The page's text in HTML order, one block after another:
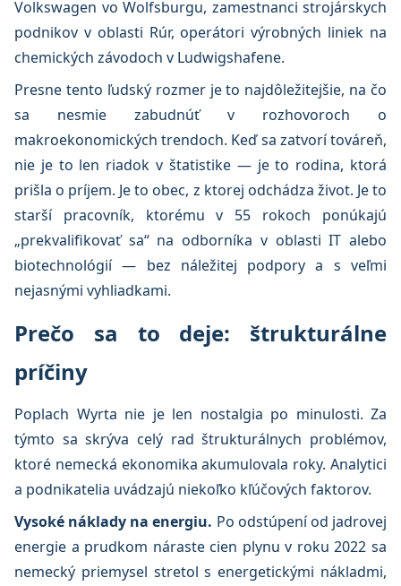
Volkswagen vo Wolfsburgu, zamestnanci strojárskych
podnikov v oblasti Rúr, operátori výrobných liniek na
chemických závodoch v Ludwigshafene.
Presne tento ľudský rozmer je to najdôležitejšie, na čo
sa nesmie zabudnúť v rozhovoroch o
makroekonomických trendoch. Keď sa zatvorí továreň,
nie je to len riadok v štatistike — je to rodina, ktorá
prišla o príjem. Je to obec, z ktorej odchádza život. Je to
starší pracovník, ktorému v 55 rokoch ponúkajú
„prekvalifikovať sa“ na odborníka v oblasti IT alebo
biotechnológií — bez náležitej podpory a s veľmi
nejasnými vyhliadkami.
Prečo sa to deje: štrukturálne
príčiny
Poplach Wyrta nie je len nostalgia po minulosti. Za
týmto sa skrýva celý rad štrukturálnych problémov,
ktoré nemecká ekonomika akumulovala roky. Analytici
a podnikatelia uvádzajú niekoľko kľúčových faktorov.
Vysoké náklady na energiu. Po odstúpení od jadrovej
energie a prudkom náraste cien plynu v roku 2022 sa
nemecký priemysel stretol s energetickými nákladmi,